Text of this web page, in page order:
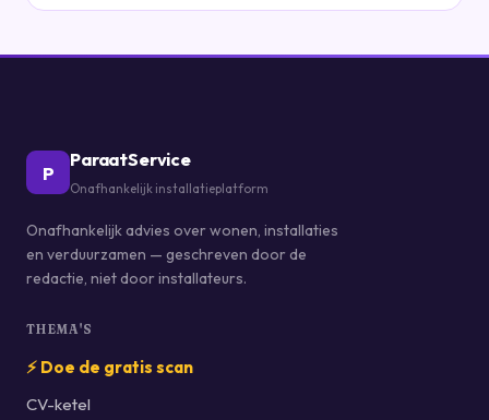
P
ParaatService
Onafhankelijk installatieplatform
Onafhankelijk advies over wonen, installaties
en verduurzamen — geschreven door de
redactie, niet door installateurs.
THEMA'S
⚡ Doe de gratis scan
CV-ketel